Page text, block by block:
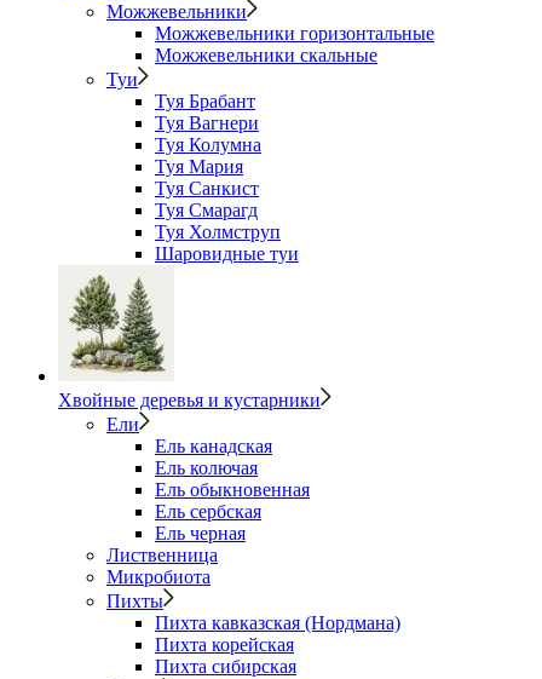
Можжевельники
Можжевельники горизонтальные
Можжевельники скальные
Туи
Туя Брабант
Туя Вагнери
Туя Колумна
Туя Мария
Туя Санкист
Туя Смарагд
Туя Холмструп
Шаровидные туи
Хвойные деревья и кустарники
Ели
Ель канадская
Ель колючая
Ель обыкновенная
Ель сербская
Ель черная
Лиственница
Микробиота
Пихты
Пихта кавказская (Нордмана)
Пихта корейская
Пихта сибирская